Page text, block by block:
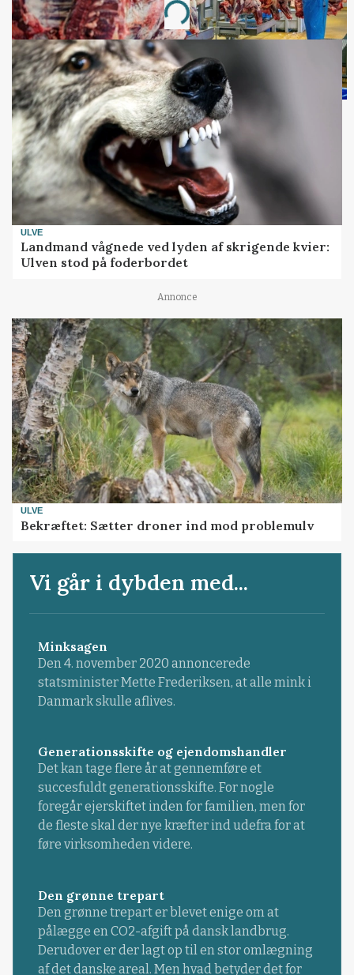
Loading...
ULVE
Landmand vågnede ved lyden af skrigende kvier:
Ulven stod på foderbordet
Annonce
ULVE
Bekræftet: Sætter droner ind mod problemulv
Vi går i dybden med...
Minksagen
Den 4. november 2020 annoncerede
statsminister Mette Frederiksen, at alle mink i
Danmark skulle aflives.
Generationsskifte og ejendomshandler
Det kan tage flere år at gennemføre et
succesfuldt generationsskifte. For nogle
foregår ejerskiftet inden for familien, men for
de fleste skal der nye kræfter ind udefra for at
føre virksomheden videre.
Den grønne trepart
Den grønne trepart er blevet enige om at
pålægge en CO2-afgift på dansk landbrug.
Derudover er der lagt op til en stor omlægning
af det danske areal. Men hvad betyder det for